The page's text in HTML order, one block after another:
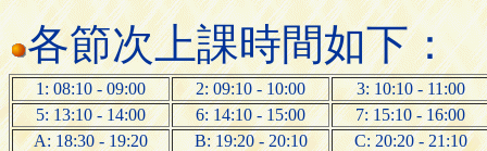
各節次上課時間如下：
1: 08:10 - 09:00 2: 09:10 - 10:00
3: 10:10 - 11:00
5: 13:10 - 14:00
6: 14:10 - 15:00
7: 15:10 - 16:00
A: 18:30 - 19:20
B: 19:20 - 20:10 C: 20:20 - 21:10